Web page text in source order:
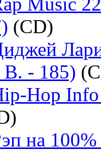
(CD)
- 185)
Hop
на